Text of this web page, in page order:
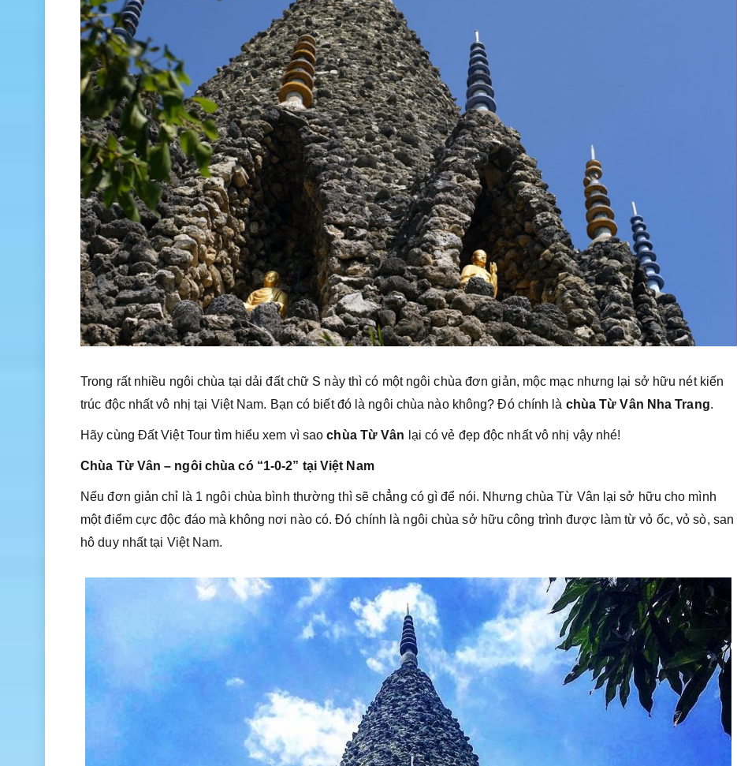
Trong rất nhiều ngôi chùa tại dải đất chữ S này thì có một ngôi chùa đơn giản, mộc mạc nhưng lại sở hữu nét kiến
trúc độc nhất vô nhị tại Việt Nam. Bạn có biết đó là ngôi chùa nào không? Đó chính là chùa Từ Vân Nha Trang.
Hãy cùng Đất Việt Tour tìm hiểu xem vì saochùa Từ Vân lại có vẻ đẹp độc nhất vô nhị vậy nhé!
Chùa Từ Vân – ngôi chùa có “1-0-2” tại Việt Nam
Nếu đơn giản chỉ là 1 ngôi chùa bình thường thì sẽ chẳng có gì để nói. Nhưng chùa Từ Vân lại sở hữu cho mình
một điểm cực độc đáo mà không nơi nào có. Đó chính là ngôi chùa sở hữu công trình được làm từ vỏ ốc, vỏ sò, san
hô duy nhất tại Việt Nam.